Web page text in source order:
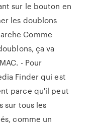
sur le bouton en
les doublons
Comme
ça va
- Pour
Finder qui est
parce qu'il peut
sur tous les
comme un